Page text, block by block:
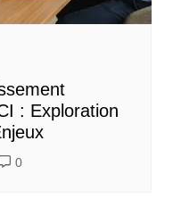
: Exploration
0